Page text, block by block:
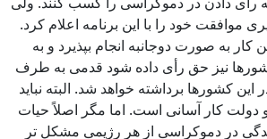
موافقت خود را با این برنامه اعلام کرد.
به صورت دوجانبه انجام بپذیرد و به
نیز حق رأی داده شود قدمی به طرف
این کشورها برداشته خواهد شد. البته نباید
دولت کار آسانی است. اما مگر اصلاً حیات
در دموکراسی از هر رژیمی مشکل تر